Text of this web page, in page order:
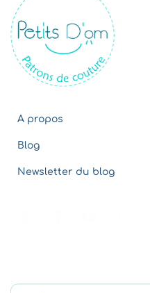
v
e
s
A propos
Blog
Newsletter du blog